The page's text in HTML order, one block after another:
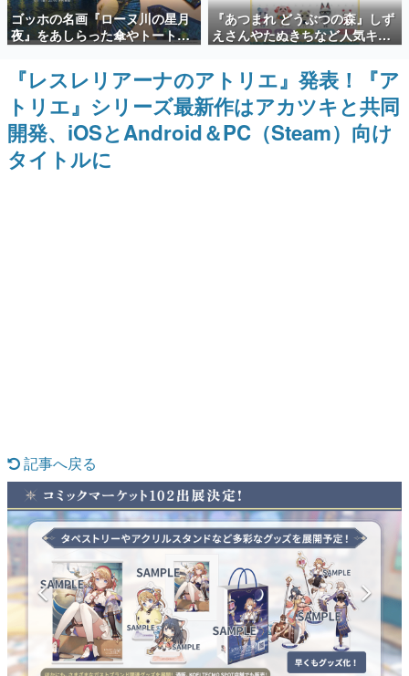
新世代に訊く
これからのデジタルゲーム市場を担う若きクリエイター達
の姿を追い、彼らのルーツと情熱を探っていきます。
ゲーム世代の作家たち
ゲームに多大な影響を受けた作家さんに取材し、ゲームが
日本のコンテンツ産業やカルチャーに与えた影響を探る企
画です。
日本モバイルゲーム産業史
日本のモバイルゲーム史における主要なトピック・タイト
カテゴリ
特集記事
マンガ
女性向け
アプリレビュー
その他
ゴッホの名画『ローヌ川の星月
夜』をあしらった傘やトートバ
ッグなどが登場。8月7日21時よ
り2日間限定で予約販売
『あつまれ どうぶつの森』しず
えさんやたぬきちなど人気キャ
ラクターのフロッキードールが9
月に発売開始。「とたけけ」や
「ちゃちゃまる」も
『レスレリアーナのアトリエ』発表！『ア
トリエ』シリーズ最新作はアカツキと共同
開発、iOSとAndroid＆PC（Steam）向け
タイトルに
記事へ戻る